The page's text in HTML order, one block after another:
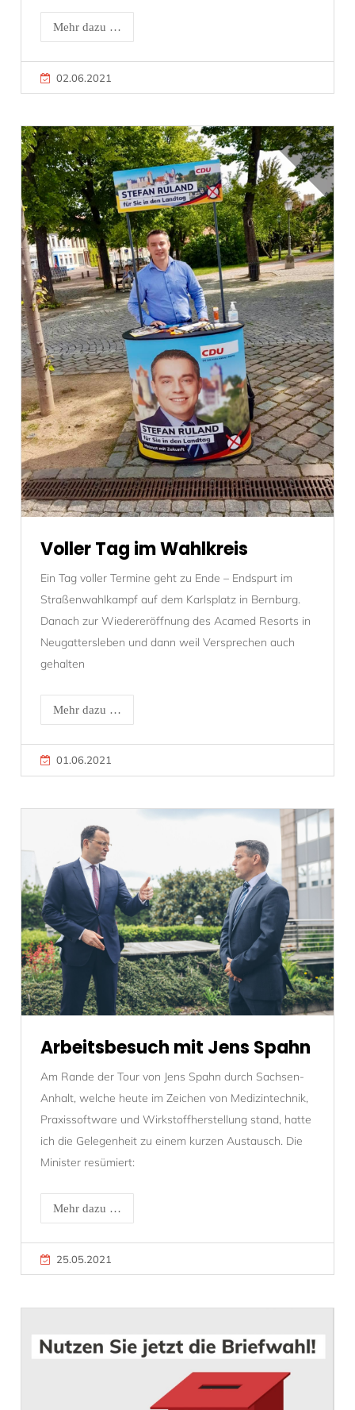
Mehr dazu …
02.06.2021
Voller Tag im Wahlkreis
Ein Tag voller Termine geht zu Ende – Endspurt im
Straßenwahlkampf auf dem Karlsplatz in Bernburg.
Danach zur Wiedereröffnung des Acamed Resorts in
Neugattersleben und dann weil Versprechen auch
gehalten
Mehr dazu …
01.06.2021
Arbeitsbesuch mit Jens Spahn
Am Rande der Tour von Jens Spahn durch Sachsen-
Anhalt, welche heute im Zeichen von Medizintechnik,
Praxissoftware und Wirkstoffherstellung stand, hatte
ich die Gelegenheit zu einem kurzen Austausch. Die
Minister resümiert:
Mehr dazu …
25.05.2021